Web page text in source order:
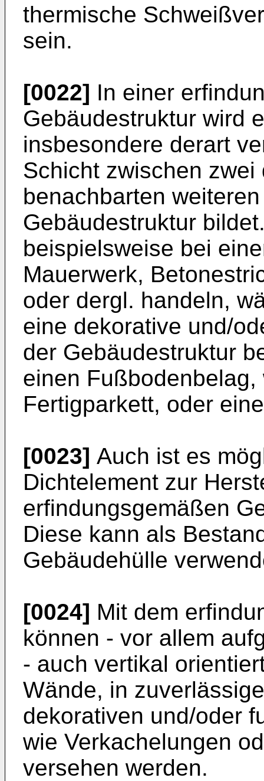
thermische
sein.
[0022] In einer
Gebäudestruktur wird
insbesondere derart
Schicht zwischen
benachbarten
Gebäudestruktur
beispielsweise bei
Mauerwerk,
oder dergl. handeln,
eine dekorative und/
der Gebäudestruktur
einen
Fertigparkett, oder
[0023] Auch ist es
Dichtelement zur
erfindungsgemäßen
Diese kann als
Gebäudehülle
[0024] Mit dem
können - vor allem
- auch vertikal
Wände, in
dekorativen und/oder
wie Verkachelungen
versehen werden.